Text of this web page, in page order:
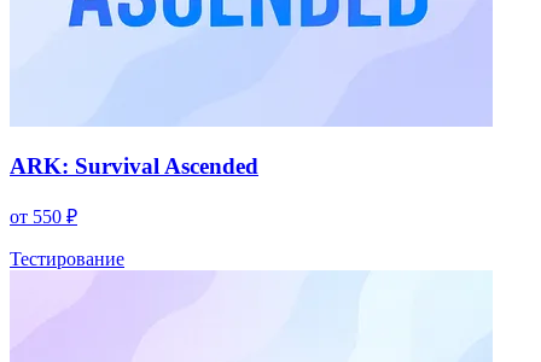
ARK: Survival Ascended
от 550 ₽
Тестирование